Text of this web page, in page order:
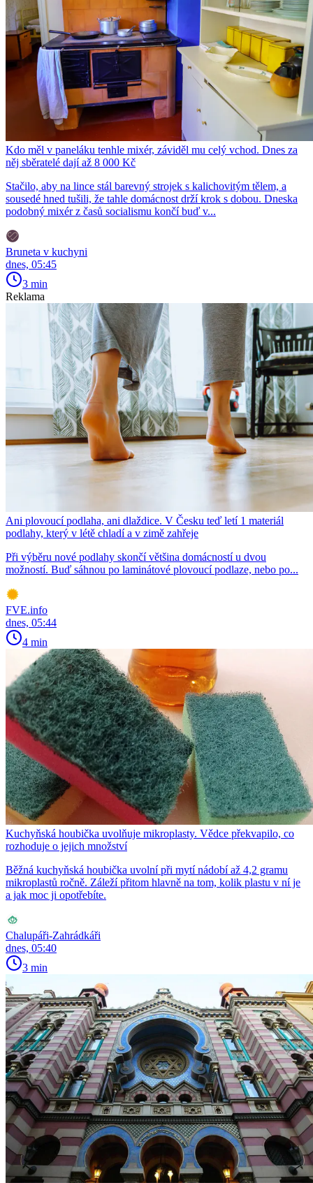
Kdo měl v paneláku tenhle mixér, záviděl mu celý vchod. Dnes za
něj sběratelé dají až 8 000 Kč
Stačilo, aby na lince stál barevný strojek s kalichovitým tělem, a
sousedé hned tušili, že tahle domácnost drží krok s dobou. Dneska
podobný mixér z časů socialismu končí buď v...
Bruneta v kuchyni
dnes, 05:45
3 min
Reklama
Ani plovoucí podlaha, ani dlaždice. V Česku teď letí 1 materiál
podlahy, který v létě chladí a v zimě zahřeje
Při výběru nové podlahy skončí většina domácností u dvou
možností. Buď sáhnou po laminátové plovoucí podlaze, nebo po...
FVE.info
dnes, 05:44
4 min
Kuchyňská houbička uvolňuje mikroplasty. Vědce překvapilo, co
rozhoduje o jejich množství
Běžná kuchyňská houbička uvolní při mytí nádobí až 4,2 gramu
mikroplastů ročně. Záleží přitom hlavně na tom, kolik plastu v ní je
a jak moc ji opotřebíte.
Chalupáři-Zahrádkáři
dnes, 05:40
3 min